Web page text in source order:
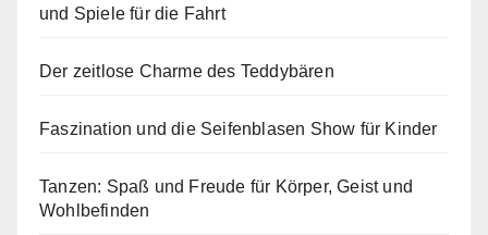
und Spiele für die Fahrt
Der zeitlose Charme des Teddybären
Faszination und die Seifenblasen Show für Kinder
Tanzen: Spaß und Freude für Körper, Geist und
Wohlbefinden